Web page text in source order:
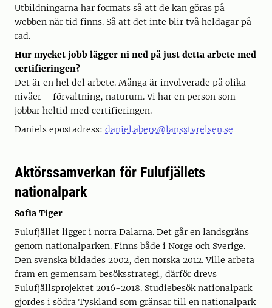
Utbildningarna har formats så att de kan göras på
webben när tid finns. Så att det inte blir två heldagar på
rad.
Hur mycket jobb lägger ni ned på just detta arbete med
certifieringen?
Det är en hel del arbete. Många är involverade på olika
nivåer – förvaltning, naturum. Vi har en person som
jobbar heltid med certifieringen.
Daniels epostadress: daniel.aberg@lansstyrelsen.se
Aktörssamverkan för Fulufjällets
nationalpark
Sofia Tiger
Fulufjället ligger i norra Dalarna. Det går en landsgräns
genom nationalparken. Finns både i Norge och Sverige.
Den svenska bildades 2002, den norska 2012. Ville arbeta
fram en gemensam besöksstrategi, därför drevs
Fulufjällsprojektet 2016-2018. Studiebesök nationalpark
gjordes i södra Tyskland som gränsar till en nationalpark